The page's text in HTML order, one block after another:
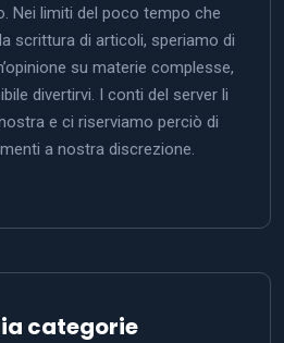
Nei limiti del poco tempo che
scrittura di articoli, speriamo di
su materie complesse,
divertirvi. I conti del server li
e ci riserviamo perciò di
a nostra discrezione.
categorie